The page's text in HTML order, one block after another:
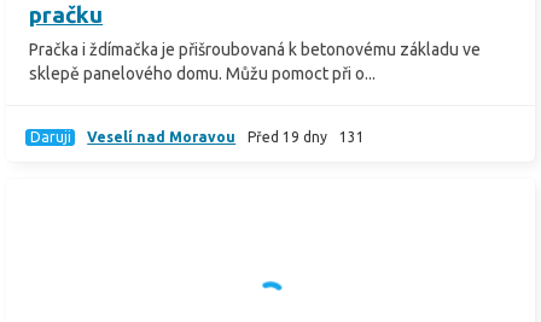
pračku
Pračka i ždímačka je přišroubovaná k betonovému základu ve
sklepě panelového domu. Můžu pomoct při o...
Daruji Veselí nad Moravou Před 19 dny 131